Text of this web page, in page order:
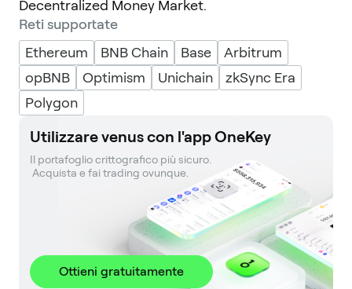
Decentralized Money Market.
Reti supportate
Ethereum
BNB Chain Base
Arbitrum
opBNB
Optimism Unichain
zkSync Era
Polygon
Utilizzare venus con l'app OneKey
Il portafoglio crittografico più sicuro.
Acquista e fai trading ovunque.
Ottieni gratuitamente